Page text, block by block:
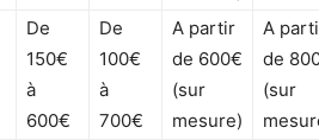
De
150€
à
600€
De
100€
à
700€
A partir
de 600€
(sur
mesure)
A
de
(sur